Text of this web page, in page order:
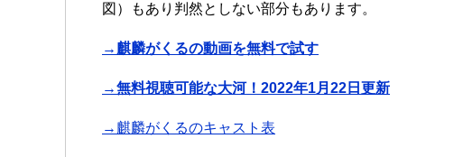
図）もあり判然としない部分もあります。
→麒麟がくるの動画を無料で試す
→無料視聴可能な大河！2022年1月22日更新
→麒麟がくるのキャスト表